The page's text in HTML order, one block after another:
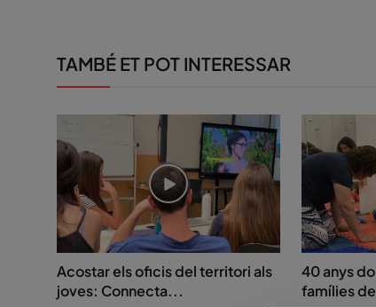
TAMBÉ ET POT INTERESSAR
Acostar els oficis del territori als
joves: Connecta...
40 anys
famílies